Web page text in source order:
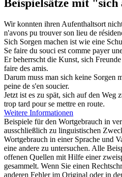
Beispielsätze mit
Wir konnten ihren Aufenthaltsort
n'avons pu trouver son lieu de
Sich Sorgen machen ist wie eine
Se faire du souci est comme payer
Er beherrscht die Kunst, sich
faire des amis.
Darum muss man sich keine Sorgen
peine de s'en soucier.
Jetzt ist es zu spät, sich auf den Weg
trop tard pourse mettre en route.
Weitere Informationen
Beispiele für den Wortgebrauch in
ausschließlich zu linguistischen
Wortgebrauch in einer Sprache und
eine andere zu untersuchen. Alle
offenen Quellen mit Hilfe einer
gesammelt. Wenn Sie einen
anderen Fehler im Original oder in